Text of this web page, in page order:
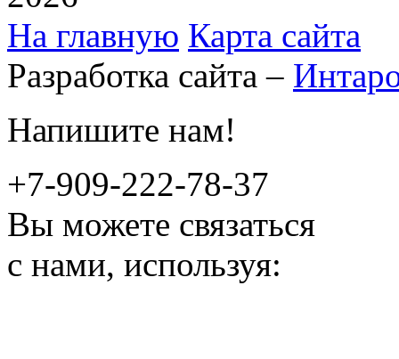
На главную Карта сайта
Разработка сайта –
Напишите нам!
+7-909-222-78-37
Вы можете связаться
с нами, используя: